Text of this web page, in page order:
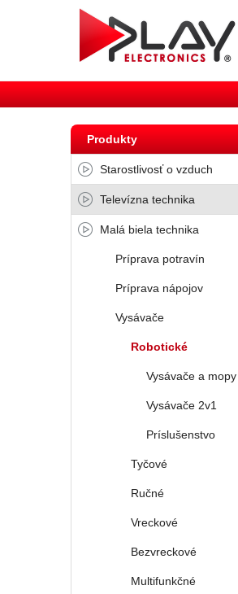
Produkty
Starostlivosť o vzduch
Televízna technika
Malá biela technika
Príprava potravín
Príprava nápojov
Vysávače
Robotické
Vysávače a mopy
Vysávače 2v1
Príslušenstvo
Tyčové
Ručné
Vreckové
Bezvreckové
Multifunkčné